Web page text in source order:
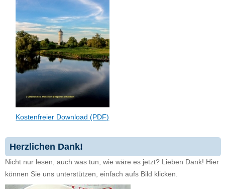
Kostenfreier Download (PDF)
Herzlichen Dank!
Nicht nur lesen, auch was tun, wie wäre es jetzt? Lieben Dank! Hier
können Sie uns unterstützen, einfach aufs Bild klicken.